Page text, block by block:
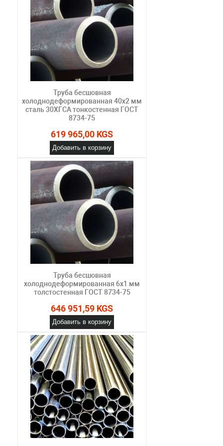
Труба бесшовная
холоднодеформированная 40х2 мм
сталь 30ХГСА тонкостенная ГОСТ
8734-75
619 965,00 KGS
Добавить в корзину
Труба бесшовная
холоднодеформированная 6х1 мм
толстостенная ГОСТ 8734-75
646 951,59 KGS
Добавить в корзину